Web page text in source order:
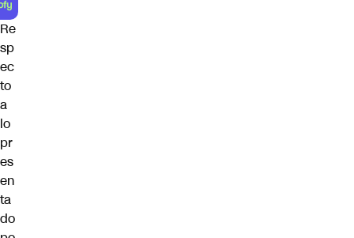
Re
sp
ec
to
a
lo
pr
es
en
ta
do